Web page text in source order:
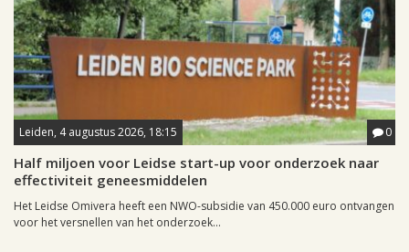
Leiden, 4 augustus 2026, 18:15 0
Half miljoen voor Leidse start-up voor onderzoek naar
effectiviteit geneesmiddelen
Het Leidse Omivera heeft een NWO-subsidie van 450.000 euro ontvangen
voor het versnellen van het onderzoek...